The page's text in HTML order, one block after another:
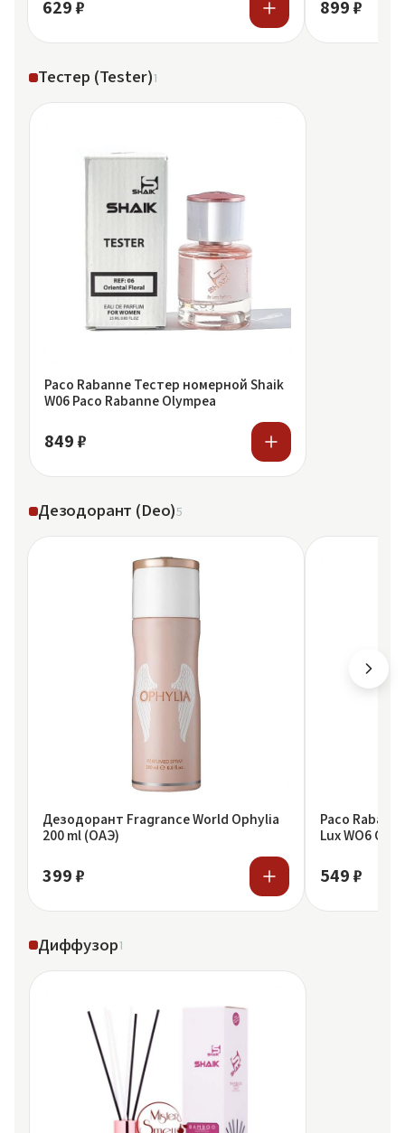
629 ₽ 899 ₽
Тестер (Tester)1
Paco Rabanne Тестер номерной Shaik
W06 Paco Rabanne Olympea
849 ₽
Дезодорант (Deo)5
Дезодорант Fragrance World Ophylia
200 ml (ОАЭ)
399 ₽
Paco
Lux WO6
549 ₽
Диффузор1